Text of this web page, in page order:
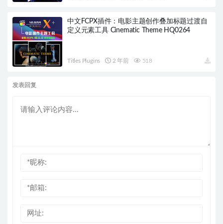
中文FCPX插件：电影主题创作叠加标题过渡自
定义元素工具 Cinematic Theme HQ0264
Titles Plugins 2 年前 518
发表回复